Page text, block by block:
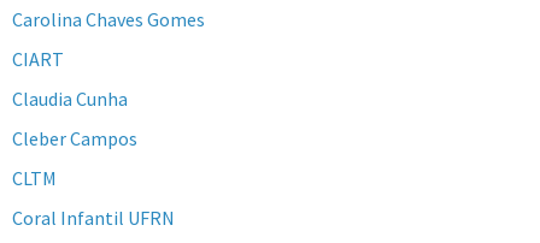
Carolina Chaves Gomes
CIART
Claudia Cunha
Cleber Campos
CLTM
Coral Infantil UFRN